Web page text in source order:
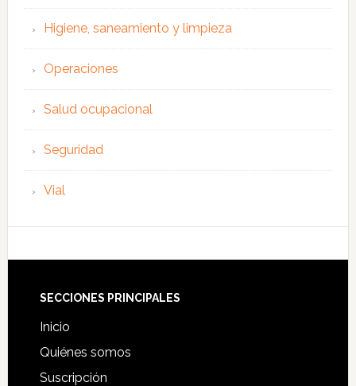
Higiene, saneamiento y limpieza
Operaciones
Salud ocupacional
Seguridad
Vial
Footer
SECCIONES PRINCIPALES
Inicio
Quiénes somos
Suscripción